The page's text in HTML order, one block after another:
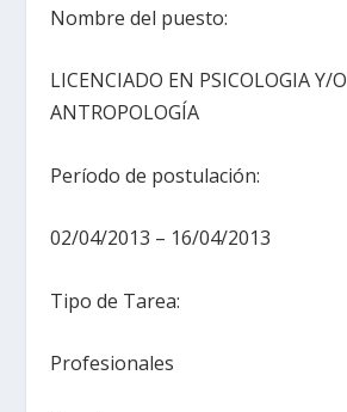
Nombre del puesto:
LICENCIADO EN PSICOLOGIA Y/O
ANTROPOLOGÍA
Período de postulación:
02/04/2013 – 16/04/2013
Tipo de Tarea:
Profesionales